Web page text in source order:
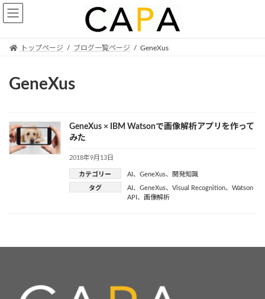
Skip
the
Skip
the
トップページ ブログ一覧ページ GeneXus
GeneXus
GeneXus × IBM Watsonで画像解析アプリを作って
みた
2018年9月13日
カテゴリー AI 、 GeneXus、 開発知識
タグ AI、 GeneXus、 Visual Recognition、 Watson
API 、 画像解析